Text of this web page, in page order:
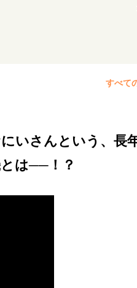
60代のネクストステージ 70
すべて
いさんという、長
は──！？